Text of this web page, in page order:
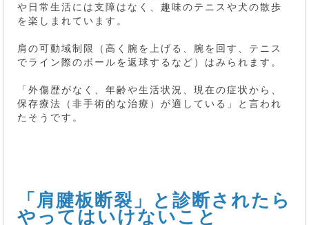
や日常生活には支障はなく、趣味のテニスや犬の散歩
を楽しまれています。
肩の可動域制限（高く腕を上げる、腕を回す、テニス
でライン際のボールを返球するなど）はみられます。
「外傷歴がなく、年齢や生活状況、現在の症状から、
保存療法（非手術的な治療）が適している」と言われ
たそうです。
「肩腱板断裂」と診断されたら
やってはいけないこと